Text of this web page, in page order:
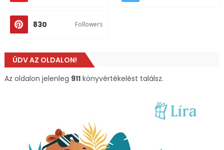
830 Followers
ÜDV AZ OLDALON!
Az oldalon jelenleg 911könyvértékelést találsz.